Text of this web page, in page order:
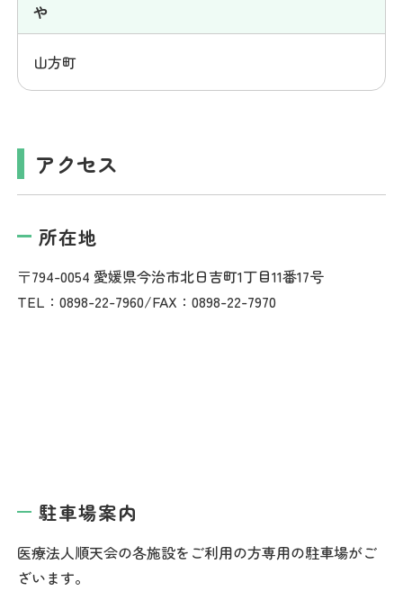
や
山方町
アクセス
所在地
〒794-0054 愛媛県今治市北日吉町1丁目11番17号
TEL：0898-22-7960/FAX：0898-22-7970
駐車場案内
医療法人順天会の各施設をご利用の方専用の駐車場がご
ざいます。